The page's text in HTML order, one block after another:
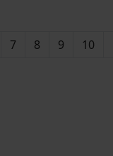
7 8 9 10